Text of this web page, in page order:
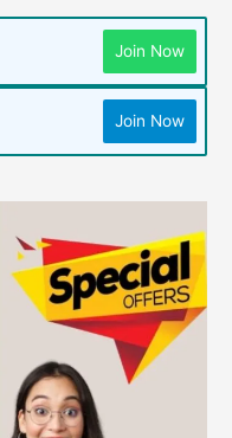
Join Now
Join Now